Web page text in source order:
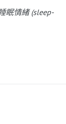
眠情緒 (sleep-